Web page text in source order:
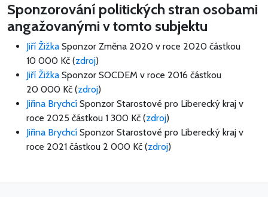
Sponzorování politických stran osobami
angažovanými v tomto subjektu
Jiří Žižka Sponzor Změna 2020 v roce 2020 částkou
10 000 Kč (zdroj)
Jiří Žižka Sponzor SOCDEM v roce 2016 částkou
20 000 Kč (zdroj)
Jiřina Brychcí Sponzor Starostové pro Liberecký kraj v
roce 2025 částkou 1 300 Kč (zdroj)
Jiřina Brychcí Sponzor Starostové pro Liberecký kraj v
roce 2021 částkou 2 000 Kč (zdroj)